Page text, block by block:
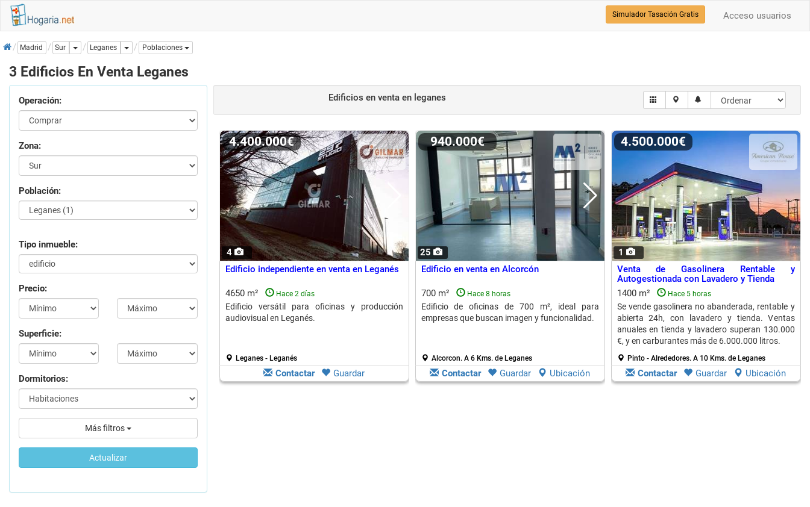
Acceso usuarios
Simulador Tasación Gratis
InicioMadrid Sur Dropdown
Leganes Dropdown
Poblaciones
3 Edificios En Venta Leganes
Operación:
Zona:
Población:
Tipo inmueble:
Precio:
Superficie:
Dormitorios:
Más filtros
Actualizar
Edificios en ventaen leganes
4
4.400.000€
Edificio independiente en venta en Leganés
4650 m² Hace 2 días
Edificio versátil para oficinas y producción
audiovisual en Leganés.
Leganes - Leganés
Contactar Guardar
25
940.000€
Edificio en venta en Alcorcón
700 m² Hace 8 horas
Edificio de oficinas de 700 m², ideal para
empresas que buscan imagen y funcionalidad.
Alcorcon. A 6 Kms. de Leganes
Contactar Guardar Ubicación
1
4.500.000€
Venta de Gasolinera Rentable y
Autogestionada con Lavadero y Tienda
1400 m²
Hace 5 horas
Se vende gasolinera no abanderada, rentable y
abierta 24h, con lavadero y tienda. Ventas
anuales en tienda y lavadero superan 130.000
€, y en carburantes más de 6.000.000 litros.
Pinto - Alrededores. A 10 Kms. de Leganes
Contactar Guardar Ubicación